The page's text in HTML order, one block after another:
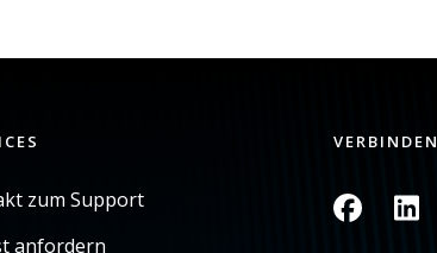
zum Support
anfordern
VERBINDEN
Bild Bild